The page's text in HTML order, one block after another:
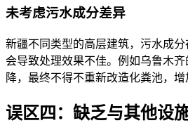
未考虑污水成分差异
新疆不同类型的高层建筑，污水成
会导致处理效果不佳。例如乌鲁木
降，最终不得不重新改造化粪池，增
误区四：缺乏与其他设